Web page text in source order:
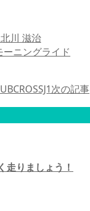
川 滋治
ーニングライド
次の記事
走りましょう！